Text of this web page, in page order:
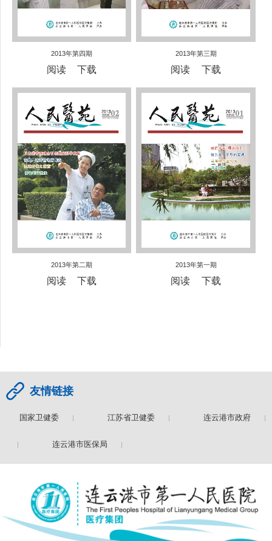
2013年第四期
阅读 下载
2013年第三期
阅读 下载
2013年第二期
阅读 下载
2013年第一期
阅读 下载
友情链接
国家卫健委 江苏省卫健委 连云港市政府
连云港市医保局